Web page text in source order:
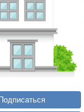
Подписаться